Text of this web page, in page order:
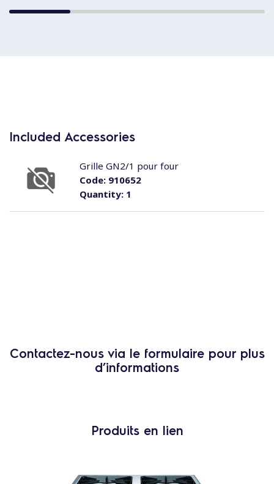
Included Accessories
Quantity:1
Code:910652
Grille GN2/1 pour four
Contactez-nous via le formulaire pour plus
d’informations
Produits en lien